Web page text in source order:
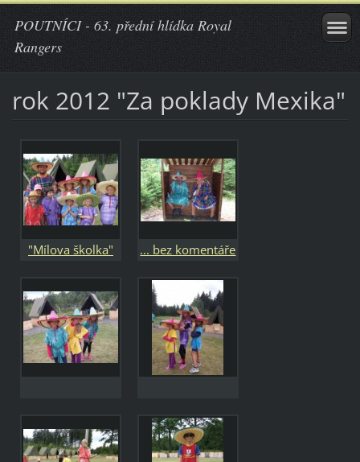
POUTNÍCI - 63. přední hlídka Royal
Rangers
rok 2012 "Za poklady Mexika"
"Mílova školka"
... bez komentáře